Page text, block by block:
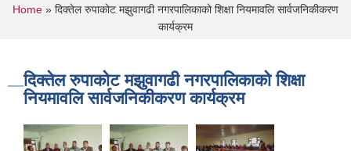
You are here
Home » दिक्तेल रुपाकोट मझुवागढी नगरपालिकाको शिक्षा नियमावलि सार्वजनिकीकरण
कार्यक्रम
दिक्तेल रुपाकोट मझुवागढी नगरपालिकाको शिक्षा
नियमावलि सार्वजनिकीकरण कार्यक्रम